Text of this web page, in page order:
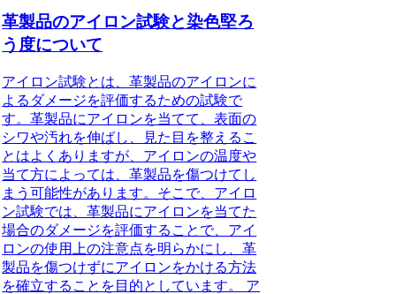
革製品のアイロン試験と染色堅ろ
う度について
アイロン試験とは、革製品のアイロンに
よるダメージを評価するための試験で
す。革製品にアイロンを当てて、表面の
シワや汚れを伸ばし、見た目を整えるこ
とはよくありますが、アイロンの温度や
当て方によっては、革製品を傷つけてし
まう可能性があります。そこで、アイロ
ン試験では、革製品にアイロンを当てた
場合のダメージを評価することで、アイ
ロンの使用上の注意点を明らかにし、革
製品を傷つけずにアイロンをかける方法
を確立することを目的としています。 ア